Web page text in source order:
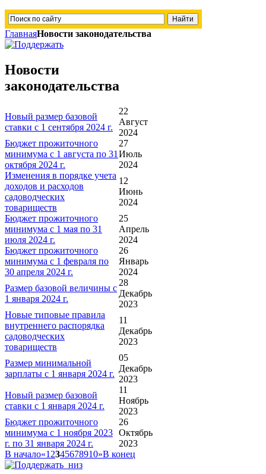
ГлавнаяНовости законодательства
Новости
законодательства
Новый размер базовой
ставки с 1 сентября 2024 г.
22
Август
2024
Бюджет прожиточного
минимума с 1 августа по 31
октября 2024 г.
27
Июль
2024
Изменения в порядке учета
доходов и расходов
садоводческих
товариществ
12
Июнь
2024
Бюджет прожиточного
минимума с 1 мая по 31
июля 2024 г.
25
Апрель
2024
Бюджет прожиточного
минимума с 1 февраля по
30 апреля 2024 г.
26
Январь
2024
Размер базовой величины с
1 января 2024 г.
28
Декабрь
2023
Новые типовые правила
внутреннего распорядка
садоводческих
товариществ
11
Декабрь
2023
Размер минимальной
зарплаты с 1 января 2024 г.
05
Декабрь
2023
Новый размер базовой
ставки с 1 января 2024 г.
11
Ноябрь
2023
Бюджет прожиточного
минимума с 1 ноября 2023
г. по 31 января 2024 г.
26
Октябрь
2023
В начало«1 2345678910»В конец